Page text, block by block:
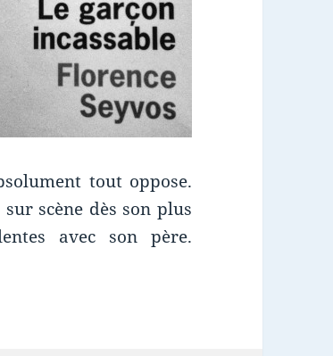
tout oppose.
scène dès son plus
avec son père.
incassable